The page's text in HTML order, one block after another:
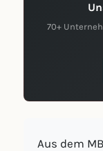
70+
Aus dem